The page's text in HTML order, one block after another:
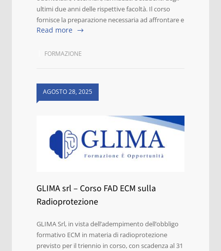
ultimi due anni delle rispettive facoltà. Il corso
fornisce la preparazione necessaria ad affrontare e
Read more
FORMAZIONE
AGOSTO 28, 2025
GLIMA srl – Corso FAD ECM sulla
Radioprotezione
GLIMA Srl, in vista dell’adempimento dell’obbligo
formativo ECM in materia di radioprotezione
previsto per il triennio in corso, con scadenza al 31